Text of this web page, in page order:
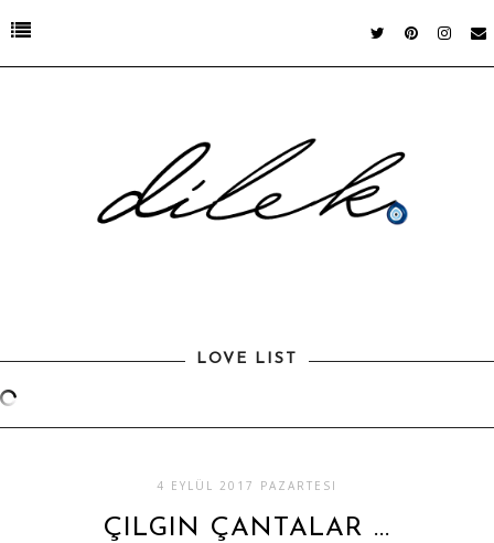
LOVE LIST
4 EYLÜL 2017 PAZARTESI
ÇILGIN ÇANTALAR ...